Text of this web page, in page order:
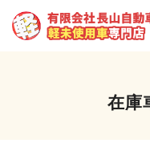
在庫